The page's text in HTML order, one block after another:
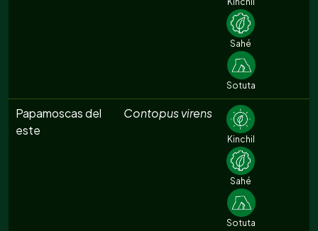
Sahé
Sotuta
Papamoscas del
este
Contopus virens
Kinchil
Sahé
Sotuta